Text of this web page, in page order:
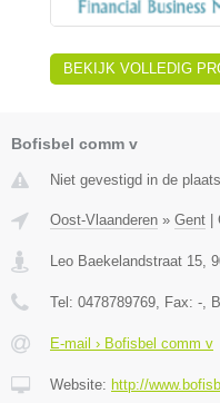
BEKIJK VOLLEDIG
Bofisbel comm v
Niet gevestigd in de
Oost-Vlaanderen » Gent
Leo Baekelandstraat 15,
Tel: 0478789769, Fax: -,
E-mail › Bofisbel comm v
Website: http://